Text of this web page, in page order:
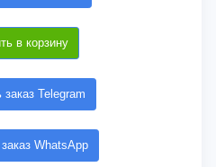
в корзину
Telegram
WhatsApp